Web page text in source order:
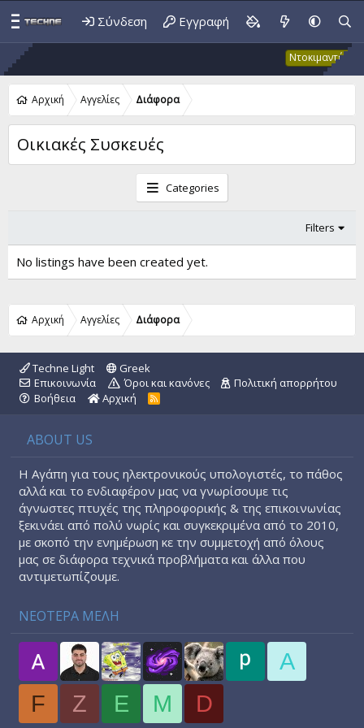
Σύνδεση Εγγραφή
Ντοκιμαντέρ
Αρχική Αγγελίες Διάφορα
Οικιακές Συσκευές
Categories
Filters
No listings have been created yet.
Αρχική Αγγελίες Διάφορα
Techne Light
Greek
Επικοινωνία
Όροι και κανόνες
Πολιτική απορρήτου
Βοήθεια
Αρχική
R
ABOUT US
Η Αγάπη για τους ηλεκτρονικούς υπολογιστές, το πάθος
αλλά και το ενδιαφέρον μας να γνωρίσουμε τις
άγνωστες πτυχές της πληροφορικής & της επικοινωνίας
ξεκινάει από πολύ νωρίς και συγκεκριμένα από το 2010,
με σκοπό την ενημέρωση κε την συμμετοχή από όλους
μας σε διάφορα τεχνικά προβλήματα και άλλα που
αντιμετωπίζουμε.
ΝΕΟΤΕΡΑ ΜΕΛΗ
A
F
Z E M D